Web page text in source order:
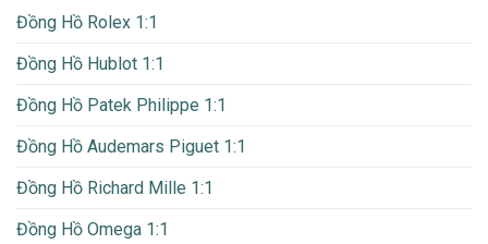
Đồng Hồ Rolex 1:1
Đồng Hồ Hublot 1:1
Đồng Hồ Patek Philippe 1:1
Đồng Hồ Audemars Piguet 1:1
Đồng Hồ Richard Mille 1:1
Đồng Hồ Omega 1:1